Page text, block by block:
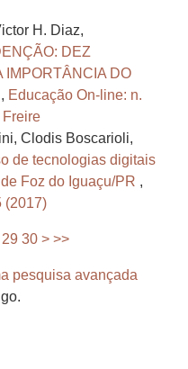
H. Diaz,
DEZ
IMPORTÂNCIA DO
, Educação On-line: n.
Clodis Boscarioli,
de tecnologias digitais
Foz do Iguaçu/PR ,
(2017)
29 30 > >>
pesquisa avançada